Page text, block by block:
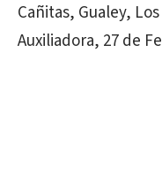
Cañitas, Gualey,
Auxiliadora, 27 de